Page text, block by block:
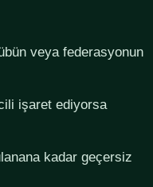
veya federasyonun
işaret ediyorsa
kadar geçersiz